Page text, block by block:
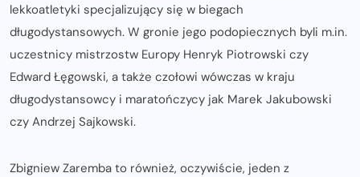
lekkoatletyki specjalizujący się w biegach
długodystansowych. W gronie jego podopiecznych byli m.in.
uczestnicy mistrzostw Europy Henryk Piotrowski czy
Edward Łęgowski, a także czołowi wówczas w kraju
długodystansowcy i maratończycy jak Marek Jakubowski
czy Andrzej Sajkowski.
Zbigniew Zaremba to również, oczywiście, jeden z